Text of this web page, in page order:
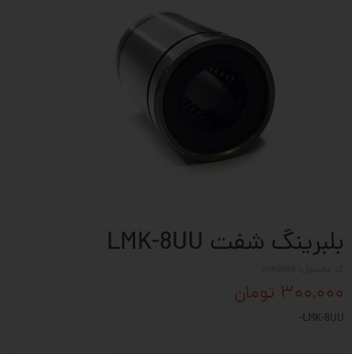
بلبرینگ شفت LMK-8UU
۳۰۰,۰۰۰ تومان
LMK-8UU-